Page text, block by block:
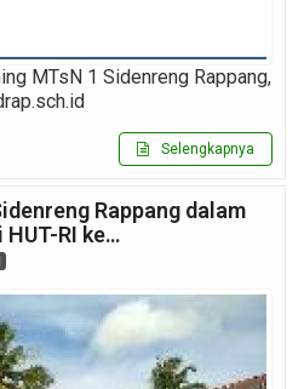
MTsN 1 Sidenreng Rappang,
Selengkapnya
Rappang dalam
RI ke…